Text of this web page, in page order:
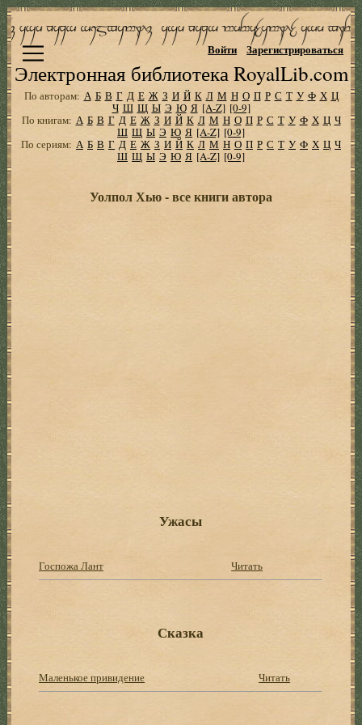
Электронная библиотека RoyalLib.com
Войти Зарегистрироваться
По авторам: А Б В Г Д Е Ж З И Й К Л М Н О П Р С Т У Ф Х Ц
Ч Ш Щ Ы Э Ю Я [A-Z] [0-9]
По книгам: А Б В Г Д Е Ж З И Й К Л М Н О П Р С Т У Ф Х Ц Ч
Ш Щ Ы Э Ю Я [A-Z] [0-9]
По сериям: А Б В Г Д Е Ж З И Й К Л М Н О П Р С Т У Ф Х Ц Ч
Ш Щ Ы Э Ю Я [A-Z] [0-9]
Уолпол Хью - все книги автора
Ужасы
Госпожа Лант Читать
Сказка
Маленькое привидение Читать